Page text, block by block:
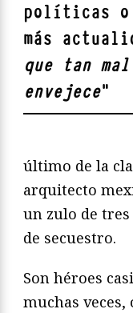
políticas o
más
que tan mal
envejece"
último de la
arquitecto
un zulo de
de secuestro.
Son héroes
muchas